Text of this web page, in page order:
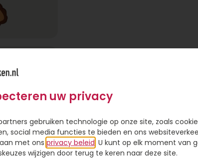
Deze lieve
tekst “Big
uw privacy
gebruiken technologie op onze site, zoals
social media functies te bieden en ons
met ons privacy beleid . U kunt op elk moment van
wijzigen door terug te keren naar deze site.